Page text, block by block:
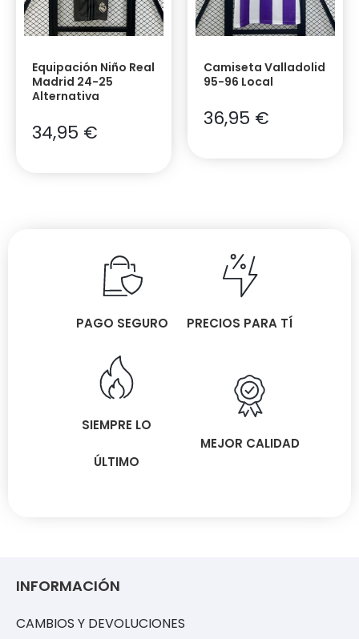
Equipación Niño Real
Madrid 24-25
Alternativa
34,95 €
Camiseta Valladolid
95-96 Local
36,95 €
PAGO SEGURO PRECIOS PARA TÍ
SIEMPRE LO
ÚLTIMO
MEJOR CALIDAD
INFORMACIÓN
CAMBIOS Y DEVOLUCIONES